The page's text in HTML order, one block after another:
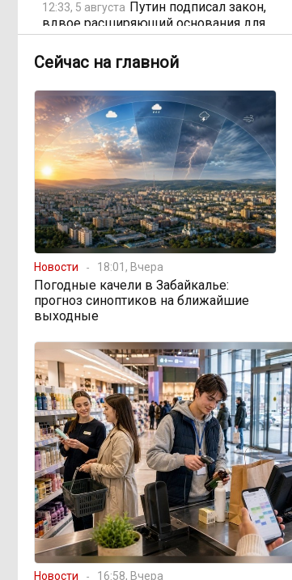
12:33, 5 августа Путин подписал закон,
вдвое расширяющий основания для
выдворения мигрантов
12:32, 5 августа Читинская
администрация хочет
отремонтировать кабинет за 6,8
миллиона: что скрывает смета?
11:47, 5 августа «Нефтемаркет»
отвечает: региональные власти
неточно изложили ситуацию с
топливным кризисом
09:33, 5 августа
Учителя в Забайкалье
получают почти вдвое больше, чем
в среднем по стране
08:31, 5 августа Чита готовится к зиме
08:02, 5 августа Лес, которого нет в
отчётах
16:00, 4 августа «Ребёнок должен
хотеть учиться, а не просто идти в
школу с рюкзаком»: детский
психолог Наталья Малинина о
готовности к школе
Сейчас на главной
Новости 18:01, Вчера
Погодные качели в Забайкалье:
прогноз синоптиков на ближайшие
выходные
Новости 16:58, Вчера